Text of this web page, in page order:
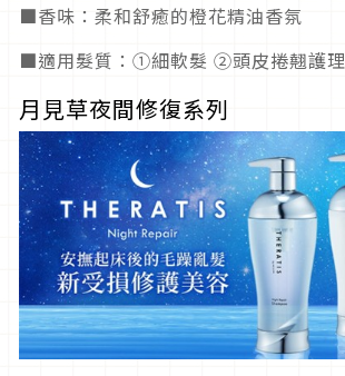
■香味：柔和舒癒的橙花精油香氛
■適用髮質：①細軟髮 ②頭皮捲翹護理
月見草夜間修復系列